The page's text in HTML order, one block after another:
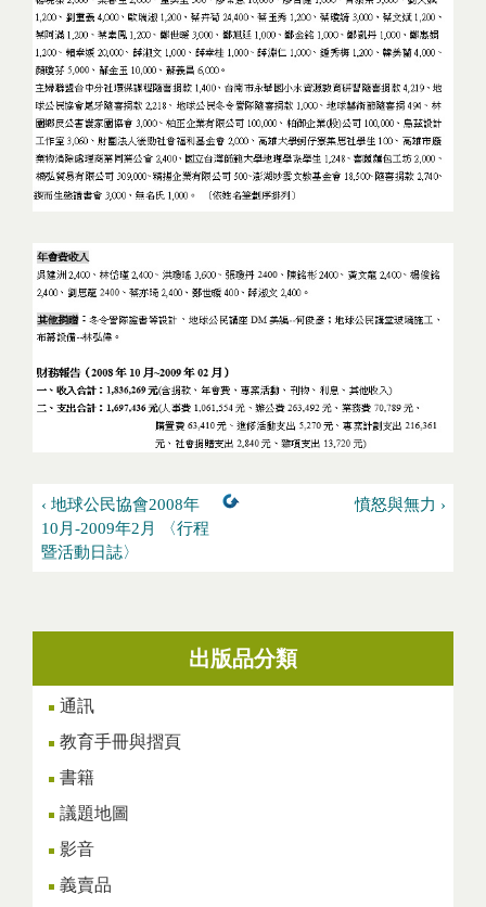
‹ 地球公民協會2008年
10月-2009年2月 〈行程
暨活動日誌〉
憤怒與無力 ›
出版品分類
通訊
教育手冊與摺頁
書籍
議題地圖
影音
義賣品